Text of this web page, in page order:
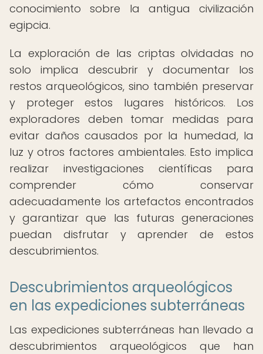
conocimiento sobre la antigua civilización
egipcia.
La exploración de las criptas olvidadas no
solo implica descubrir y documentar los
restos arqueológicos, sino también preservar
y proteger estos lugares históricos. Los
exploradores deben tomar medidas para
evitar daños causados por la humedad, la
luz y otros factores ambientales. Esto implica
realizar investigaciones científicas para
comprender cómo conservar
adecuadamente los artefactos encontrados
y garantizar que las futuras generaciones
puedan disfrutar y aprender de estos
descubrimientos.
Descubrimientos arqueológicos
en las expediciones subterráneas
Las expediciones subterráneas han llevado a
descubrimientos arqueológicos que han